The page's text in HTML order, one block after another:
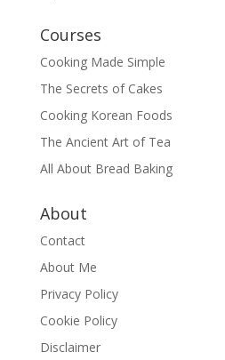
Courses
Cooking Made Simple
The Secrets of Cakes
Cooking Korean Foods
The Ancient Art of Tea
All About Bread Baking
About
Contact
About Me
Privacy Policy
Cookie Policy
Disclaimer